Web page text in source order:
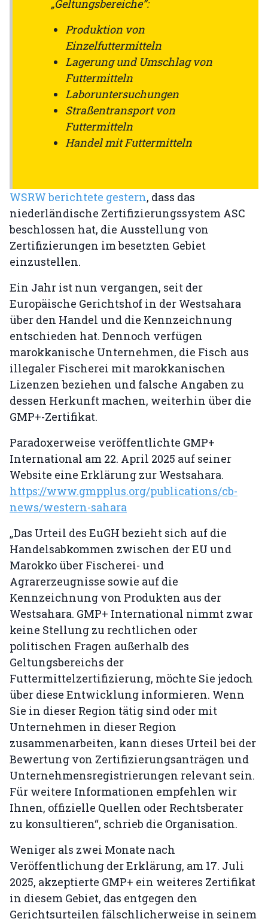
„Geltungsbereiche”:
Produktion von
Einzelfuttermitteln
Lagerung und Umschlag von
Futtermitteln
Laboruntersuchungen
Straßentransport von
Futtermitteln
Handel mit Futtermitteln
WSRW berichtete gestern, dass das
niederländische Zertifizierungssystem ASC
beschlossen hat, die Ausstellung von
Zertifizierungen im besetzten Gebiet
einzustellen.
Ein Jahr ist nun vergangen, seit der
Europäische Gerichtshof in der Westsahara
über den Handel und die Kennzeichnung
entschieden hat. Dennoch verfügen
marokkanische Unternehmen, die Fisch aus
illegaler Fischerei mit marokkanischen
Lizenzen beziehen und falsche Angaben zu
dessen Herkunft machen, weiterhin über die
GMP+-Zertifikat.
Paradoxerweise veröffentlichte GMP+
International am 22. April 2025 auf seiner
Website eine Erklärung zur Westsahara.
https://www.gmpplus.org/publications/cb-
news/western-sahara
„Das Urteil des EuGH bezieht sich auf die
Handelsabkommen zwischen der EU und
Marokko über Fischerei- und
Agrarerzeugnisse sowie auf die
Kennzeichnung von Produkten aus der
Westsahara. GMP+ International nimmt zwar
keine Stellung zu rechtlichen oder
politischen Fragen außerhalb des
Geltungsbereichs der
Futtermittelzertifizierung, möchte Sie jedoch
über diese Entwicklung informieren. Wenn
Sie in dieser Region tätig sind oder mit
Unternehmen in dieser Region
zusammenarbeiten, kann dieses Urteil bei der
Bewertung von Zertifizierungsanträgen und
Unternehmensregistrierungen relevant sein.
Für weitere Informationen empfehlen wir
Ihnen, offizielle Quellen oder Rechtsberater
zu konsultieren“, schrieb die Organisation.
Weniger als zwei Monate nach
Veröffentlichung der Erklärung, am 17. Juli
2025, akzeptierte GMP+ ein weiteres Zertifikat
in diesem Gebiet, das entgegen den
Gerichtsurteilen fälschlicherweise in seinem